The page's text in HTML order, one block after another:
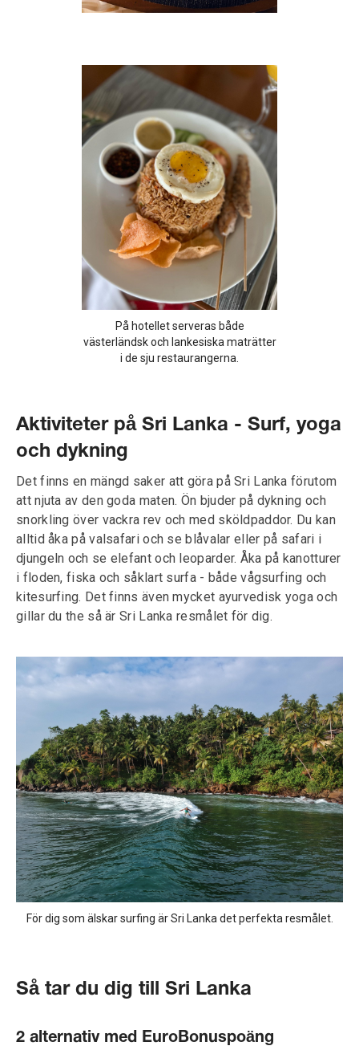
På hotellet serveras både
västerländsk och lankesiska maträtter
i de sju restaurangerna.
Aktiviteter på Sri Lanka - Surf, yoga
och dykning
Det finns en mängd saker att göra på Sri Lanka förutom
att njuta av den goda maten. Ön bjuder på dykning och
snorkling över vackra rev och med sköldpaddor. Du kan
alltid åka på valsafari och se blåvalar eller på safari i
djungeln och se elefant och leoparder. Åka på kanotturer
i floden, fiska och såklart surfa - både vågsurfing och
kitesurfing. Det finns även mycket ayurvedisk yoga och
gillar du the så är Sri Lanka resmålet för dig.
För dig som älskar surfing är Sri Lanka det perfekta resmålet.
Så tar du dig till Sri Lanka
2 alternativ med EuroBonuspoäng